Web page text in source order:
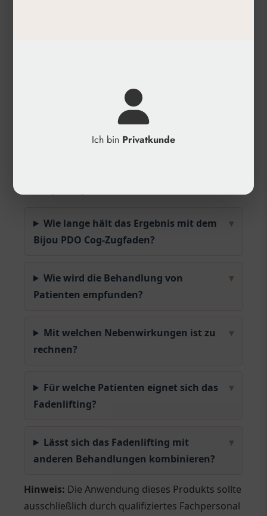
Augenbrauen, Körper
Wirkdauer: Bis zu 18 Monate
(Fadenresorption innerhalb von 6 Monaten)
Besonderheit: Multidirektionale Widerhaken
▾
Wie lange hält das Ergebnis mit dem
Bijou PDO Cog-Zugfaden?
▾
Wie wird die Behandlung von
Patienten empfunden?
▾
Mit welchen Nebenwirkungen ist zu
rechnen?
▾
Für welche Patienten eignet sich das
Fadenlifting?
▾
Lässt sich das Fadenlifting mit
anderen Behandlungen kombinieren?
Hinweis: Die Anwendung dieses Produkts sollte
ausschließlich durch qualifiziertes Fachpersonal
Ich bin Privatkunde